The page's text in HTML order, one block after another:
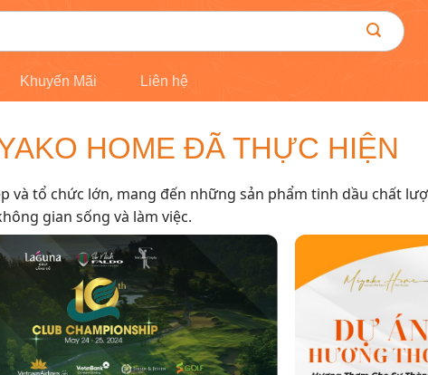
Khuyến Mãi Liên hệ
HOME ĐÃ THỰC HIỆN
tổ chức lớn, mang đến những sản phẩm tinh dầu chất
gian sống và làm việc.